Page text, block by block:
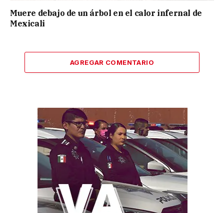
Muere debajo de un árbol en el calor infernal de
Mexicali
AGREGAR COMENTARIO